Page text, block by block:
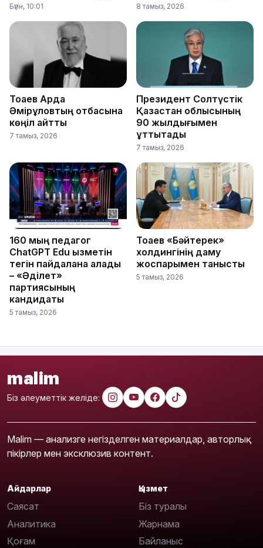
Бүгін, 10:01 8 тамыз, 2026
Тоқаев Ардақ
Әмірқұловтың отбасына
көңіл айтты
7 тамыз, 2026
Президент Солтүстік
Қазақстан облысының
90 жылдығымен
құттықтады
7 тамыз, 2026
160 мың педагог
ChatGPT Edu қызметін
тегін пайдалана алады
– «Әділет»
партиясының
кандидаты
5 тамыз, 2026
Тоқаев «Бәйтерек»
холдингінің даму
жоспарымен танысты
5 тамыз, 2026
malim
Біз әлеуметтік желіде:
Malim — анализге негізделген материалдар, авторлық
пікірлер мен эксклюзив контент.
Айдарлар
Саясат
Аналитика
Қоғам
Қызмет
Біз туралы
Жарнама
Байланыс